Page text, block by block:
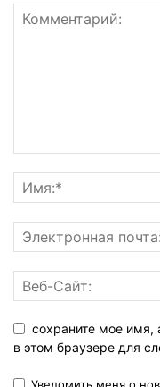
сохраните мое имя,
в этом браузере для